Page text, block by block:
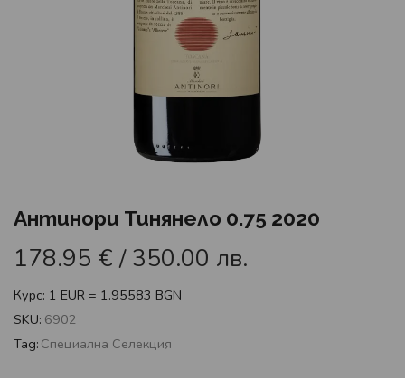
Антинори Тинянело 0.75 2020
178.95 € / 350.00 лв.
Курс: 1 EUR = 1.95583 BGN
SKU: 6902
Tag: Специална Селекция